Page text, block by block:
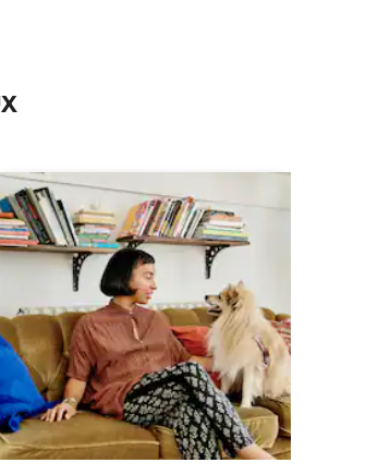
sur la base de 28 commentaires : 5 sur 5